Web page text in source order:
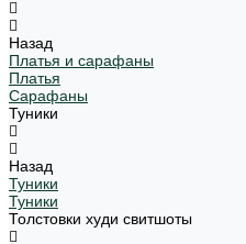
Назад
Платья и сарафаны
Платья
Сарафаны
Туники
Назад
Туники
Туники
Толстовки худи свитшоты